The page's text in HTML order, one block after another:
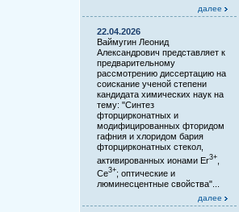
далее
22.04.2026
Ваймугин Леонид
Александрович представляет к
предварительному
рассмотрению диссертацию на
соискание ученой степени
кандидата химических наук на
тему: "Синтез
фторцирконатных и
модифицированных фторидом
гафния и хлоридом бария
фторцирконатных стекол,
активированных ионами Er3+
Ce3+; оптические и
люминесцентные свойства"...
далее